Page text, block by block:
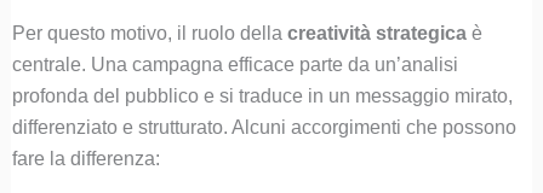
Per questo motivo, il ruolo della creatività strategicaè
centrale. Una campagna efficace parte da un’analisi
profonda del pubblico e si traduce in un messaggio mirato,
differenziato e strutturato. Alcuni accorgimenti che possono
fare la differenza: